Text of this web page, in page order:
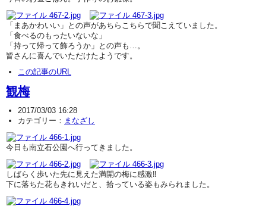
「まあかわいい」との声があちらこちらで聞こえていました。
「食べるのもったいないな」
「持って帰って飾ろうか」との声も…。
皆さんに喜んでいただけたようです。
この記事のURL
観梅
2017/03/03 16:28
カテゴリー： まなざし
今日も南立石公園へ行ってきました。
しばらく歩いた先に見えた満開の梅に感激‼
下に落ちた花もきれいだと、拾っている姿もみられました。